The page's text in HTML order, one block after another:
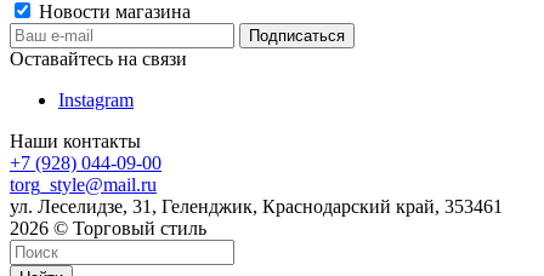
Новости магазина
Оставайтесь на связи
Instagram
Наши контакты
+7 (928) 044-09-00
torg_style@mail.ru
ул. Леселидзе, 31, Геленджик, Краснодарский край, 353461
2026 © Торговый стиль